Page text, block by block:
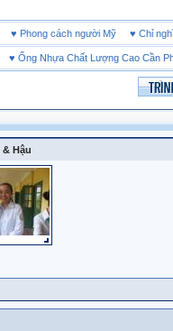
♥Phong cách người Mỹ♥Chỉ
Ống Nhựa Chất Lượng Cao Cần Phụ
Hậu